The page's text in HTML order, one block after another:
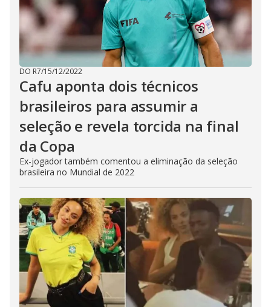
DO R7/15/12/2022
Cafu aponta dois técnicos
brasileiros para assumir a
seleção e revela torcida na final
da Copa
Ex-jogador também comentou a eliminação da seleção
brasileira no Mundial de 2022